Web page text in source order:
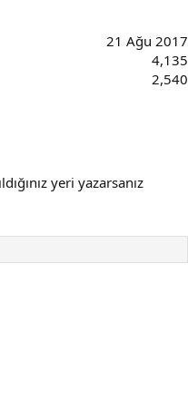
21 Ağu 2017
4,135
2,540
yeri yazarsanız